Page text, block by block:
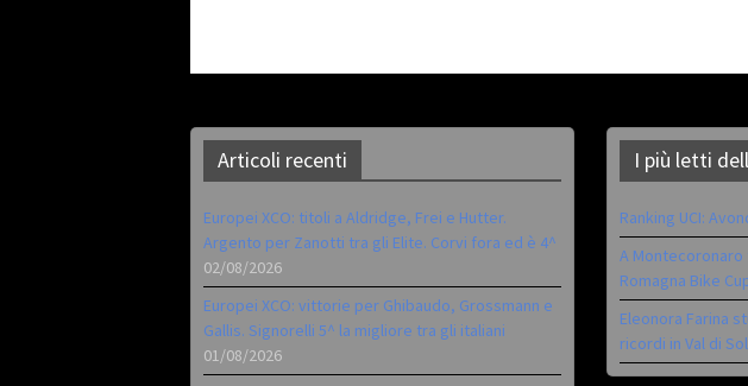
Articoli recenti
Europei XCO: titoli a Aldridge, Frei e Hutter.
Argento per Zanotti tra gli Elite. Corvi fora ed è 4^
02/08/2026
Europei XCO: vittorie per Ghibaudo, Grossmann e
Gallis. Signorelli 5^ la migliore tra gli italiani
01/08/2026
I più letti
Ranking UCI:
A
Romagna Bike
Eleonora Farina
ricordi in Val di